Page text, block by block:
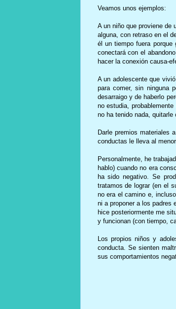
Veamos unos ejemplos:
A un niño que proviene de
alguna, con retraso en el
él un tiempo fuera
conectará con el
hacer la conexión causa-
A un adolescente que
para comer, sin ninguna
desarraigo y de haberlo
no estudia,
no ha tenido nada,
Darle premios materiales
conductas le lleva al
Personalmente, he
hablo) cuando no era
ha sido negativo. Se
tratamos de lograr (en el
no era el camino e,
ni a proponer a los padres
hice posteriormente me
y funcionan (con tiempo,
Los propios niños y
conducta. Se sienten
sus comportamientos